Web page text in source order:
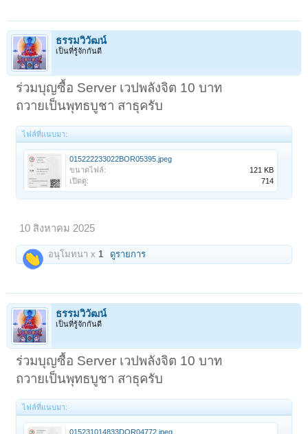
ธรรมวิวัฒน์
เป็นที่รู้จักกันดี
ร่วมบุญซื้อ Server เวปพลังจิต 10 บาท
ถวายเป็นพุทธบูชา สาธุครับ
ไฟล์ที่แนบมา:
015222233022BOR05395.jpeg
ขนาดไฟล์:
121 KB
เปิดดู:
714
10 สิงหาคม 2025
อนุโมทนา x1 ดูรายการ
ธรรมวิวัฒน์
เป็นที่รู้จักกันดี
ร่วมบุญซื้อ Server เวปพลังจิต 10 บาท
ถวายเป็นพุทธบูชา สาธุครับ
ไฟล์ที่แนบมา:
015231014833DOR04772.jpeg